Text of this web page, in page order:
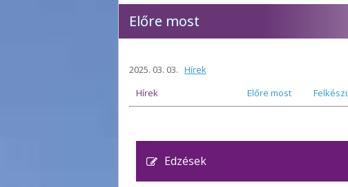
Előre most
2025. 03. 03. Hírek
Hírek
Felkészülési program
Edzések